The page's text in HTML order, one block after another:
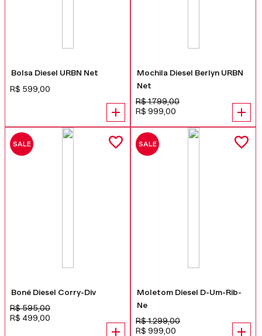
Bolsa Diesel URBN Net
R$ 599 00
Mochila Diesel Berlyn URBN
Net
R$1.799,00
R$ 999 00
SALE
Boné Diesel Corry-Div
R$595,00
R$ 499 00
SALE
Moletom Diesel D-Um-Rib-
Ne
R$1.299,00
R$ 999 00